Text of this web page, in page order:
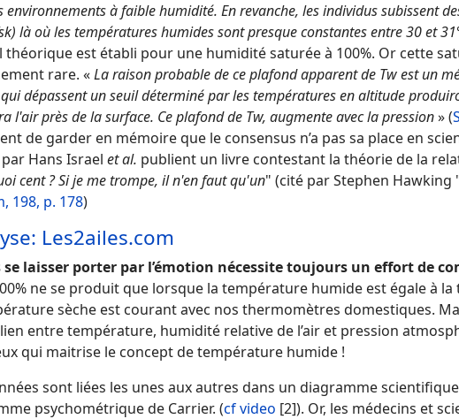
environnements à faible humidité. En revanche, les individus subissent
là où les températures humides sont presque constantes entre 30 et
théorique est établi pour une humidité saturée à 100%. Or cette
rare. «La raison probable de ce plafond apparent de Tw est un
dépassent un seuil déterminé par les températures en altitude
l'air près de la surface. Ce plafond de Tw, augmente avec la pression» (
de garder en mémoire que le consensus n’a pas sa place en
Hans Israel et al. publient un livre contestant la théorie de la
cent ? Si je me trompe, il n'en faut qu'un" (cité par Stephen
198, p. 178)
Les2ailes.com
se laisser porter par l’émotion nécessite toujours un effort de
ne se produit que lorsque la température humide est égale à
sèche est courant avec nos thermomètres domestiques.
entre température, humidité relative de l’air et pression
qui maitrise le concept de température humide !
sont liées les unes aux autres dans un diagramme
psychométrique de Carrier. (cf video [2]). Or, les médecins et